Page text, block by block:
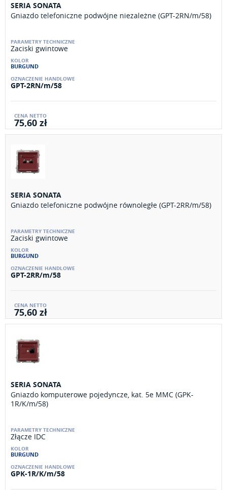
SERIA SONATA
Gniazdo telefoniczne podwójne niezależne (GPT-2RN/m/58)
Zaciski gwintowe
BURGUND
GPT-2RN/m/58
75,60 zł
SERIA SONATA
Gniazdo telefoniczne podwójne równoległe (GPT-2RR/m/58)
Zaciski gwintowe
BURGUND
GPT-2RR/m/58
75,60 zł
SERIA SONATA
Gniazdo komputerowe pojedyncze, kat. 5e MMC (GPK-
1R/K/m/58)
Złącze IDC
BURGUND
GPK-1R/K/m/58